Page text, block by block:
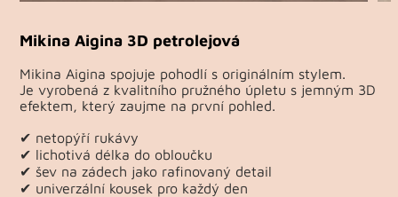
Mikina Aigina 3D petrolejová
Mikina Aigina spojuje pohodlí s originálním stylem.
Je vyrobená z kvalitního pružného úpletu s jemným 3D
efektem, který zaujme na první pohled.
✔ netopýří rukávy
✔ lichotivá délka do obloučku
✔ šev na zádech jako rafinovaný detail
✔ univerzální kousek pro každý den